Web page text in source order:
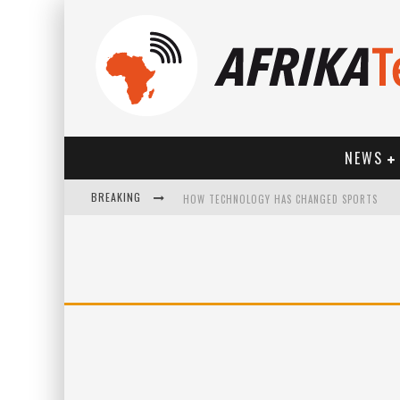
NEWS
BREAKING HOW TECHNOLOGY HAS CHANGED SPORTS